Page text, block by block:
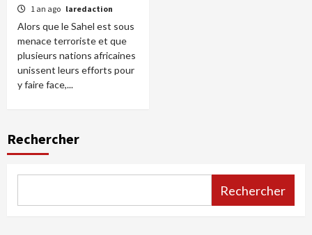
1 an ago laredaction
Alors que le Sahel est sous
menace terroriste et que
plusieurs nations africaines
unissent leurs efforts pour
y faire face,...
Rechercher
Rechercher